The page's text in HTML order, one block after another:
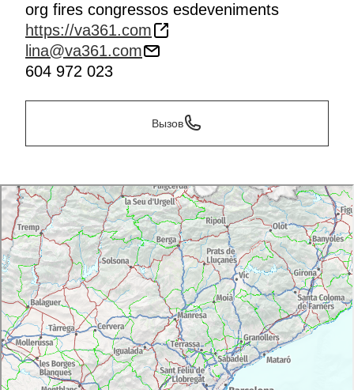
org fires congressos esdeveniments
https://va361.com
lina@va361.com
604 972 023
Вызов